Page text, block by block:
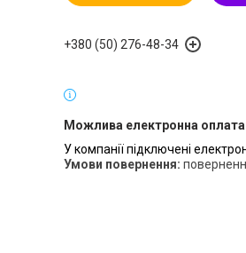
+380 (50) 276-48-34
У компанії підключені